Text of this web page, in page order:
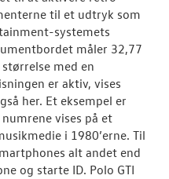
til et udtryk som
systemets
måler 32,77
med en
er aktiv, vises
her. Et eksempel er
vises på et
i 1980’erne. Til
alt andet end
og starte ID. Polo GTI